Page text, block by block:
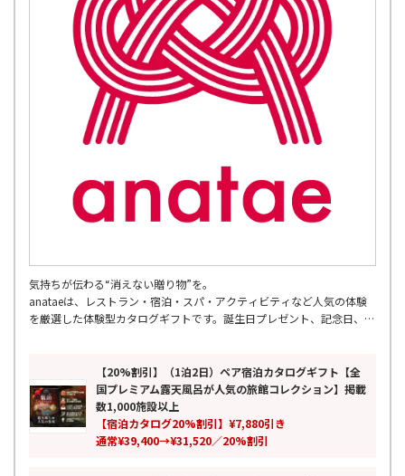
気持ちが伝わる“消えない贈り物”を。
anataeは、レストラン・宿泊・スパ・アクティビティなど人気の体験
を厳選した体験型カタログギフトです。誕生日プレゼント、記念日、結
累計7万人以上が利用し、全国の厳選スポットを掲載。ペアギフトや旅
行ギフトとしても人気の、モノではなく思い出を贈る新しいギフトとし
て、特別な時間と感動体験をお届けします。
【20%割引】（1泊2日）ペア宿泊カタログギフト【全
国プレミアム露天風呂が人気の旅館コレクション】掲載
数1,000施設以上
【宿泊カタログ20%割引】¥7,880引き
通常¥39,400→¥31,520／20%割引